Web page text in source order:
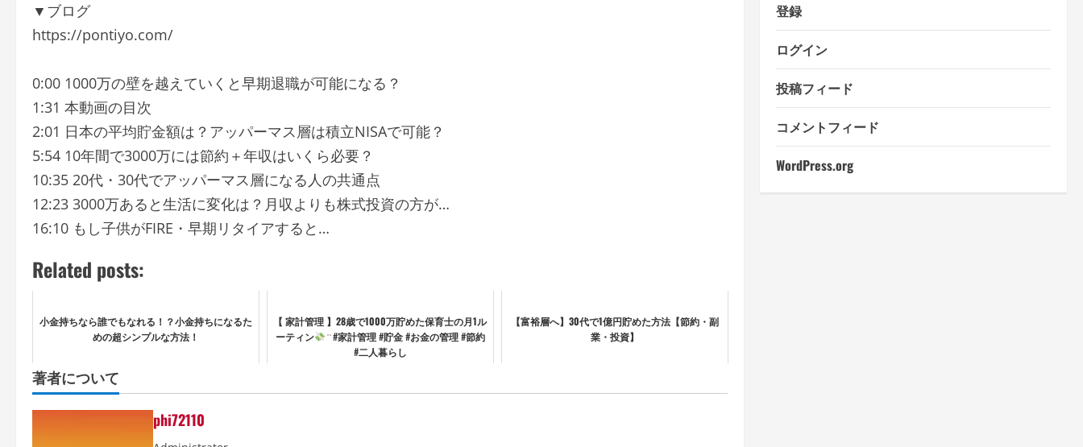
▼ブログ
https://pontiyo.com/
0:00 1000万の壁を越えていくと早期退職が可能になる？
1:31 本動画の目次
2:01 日本の平均貯金額は？アッパーマス層は積立NISAで可能？
5:54 10年間で3000万には節約＋年収はいくら必要？
10:35 20代・30代でアッパーマス層になる人の共通点
12:23 3000万あると生活に変化は？月収よりも株式投資の方が…
16:10 もし子供がFIRE・早期リタイアすると…
Related posts:
小金持ちなら誰でもなれる！？小金持ちになるた
めの超シンプルな方法！
【 家計管理 】28歳で1000万貯めた保育士の月1ル
ーティン
͗ ͗ #家計管理 #貯金 #お金の管理 #節約
#二人暮らし
【富裕層へ】30代で1億円貯めた方法【節約・副
業・投資】
著者について
phi72110
登録
ログイン
投稿フィード
コメントフィード
WordPress.org